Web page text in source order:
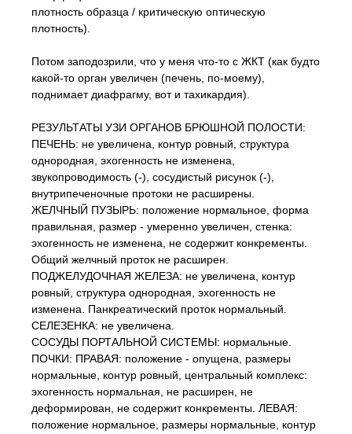
плотность образца / критическую оптическую
плотность).
Потом заподозрили, что у меня что-то с ЖКТ (как будто
какой-то орган увеличен (печень, по-моему),
поднимает диафрагму, вот и тахикардия).
РЕЗУЛЬТАТЫ УЗИ ОРГАНОВ БРЮШНОЙ ПОЛОСТИ:
ПЕЧЕНЬ: не увеличена, контур ровный, структура
однородная, эхогенность не изменена,
звукопроводимость (-), сосудистый рисунок (-),
внутрипеченочные протоки не расширены.
ЖЕЛЧНЫЙ ПУЗЫРЬ: положение нормальное, форма
правильная, размер - умеренно увеличен, стенка:
эхогенность не изменена, не содержит конкременты.
Общий желчный проток не расширен.
ПОДЖЕЛУДОЧНАЯ ЖЕЛЕЗА: не увеличена, контур
ровный, структура однородная, эхогенность не
изменена. Панкреатический проток нормальный.
СЕЛЕЗЕНКА: не увеличена.
СОСУДЫ ПОРТАЛЬНОЙ СИСТЕМЫ: нормальные.
ПОЧКИ: ПРАВАЯ: положение - опущена, размеры
нормальные, контур ровный, центральный комплекс:
эхогенность нормальная, не расширен, не
деформирован, не содержит конкременты. ЛЕВАЯ:
положение нормальное, размеры нормальные, контур